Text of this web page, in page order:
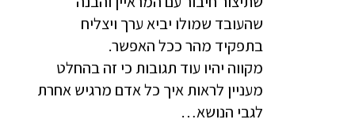
שהעובד שמולו יביא ערך ויצליח
בתפקיד מהר ככל האפשר.
מקווה יהיו עוד תגובות כי זה בהחלט
מעניין לראות איך כל אדם מרגיש אחרת
לגבי הנושא…